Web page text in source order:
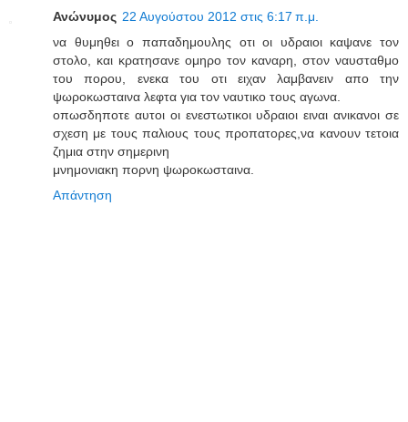
Ανώνυμος 22 Αυγούστου 2012 στις 6:17 π.μ.
να θυμηθει ο παπαδημουλης οτι οι υδραιοι καψανε τον
στολο, και κρατησανε ομηρο τον καναρη, στον ναυσταθμο
του πορου, ενεκα του οτι ειχαν λαμβανειν απο την
ψωροκωσταινα λεφτα για τον ναυτικο τους αγωνα.
οπωσδηποτε αυτοι οι ενεστωτικοι υδραιοι ειναι ανικανοι σε
σχεση με τους παλιους τους προπατορες,να κανουν τετοια
ζημια στην σημερινη
μνημονιακη πορνη ψωροκωσταινα.
Απάντηση